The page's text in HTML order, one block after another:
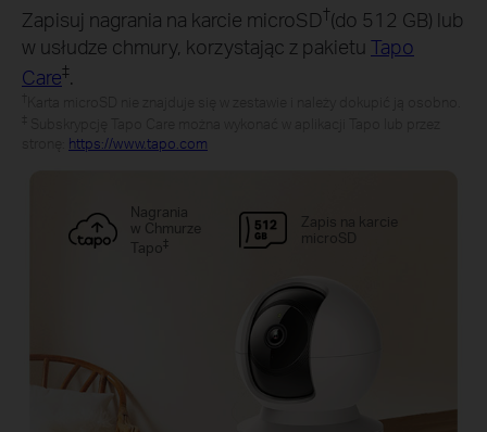
Zapisuj nagrania na karcie microSD†(do 512 GB) lub
w usłudze chmury, korzystając z pakietu Tapo
Care‡.
https://www.tapo.com
Nagrania
w Chmurze
Tapo‡
Zapis na karcie
microSD